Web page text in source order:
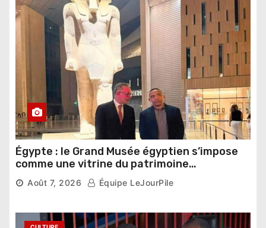
Égypte : le Grand Musée égyptien s’impose
comme une vitrine du patrimoine
pharaonique auprès des dirigeants
étrangers
Août 7, 2026 Équipe LeJourPile